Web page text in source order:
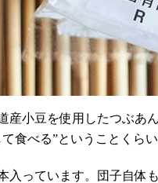
産小豆を使用したつぶあ
食べる”ということくらい
入っています。団子自体